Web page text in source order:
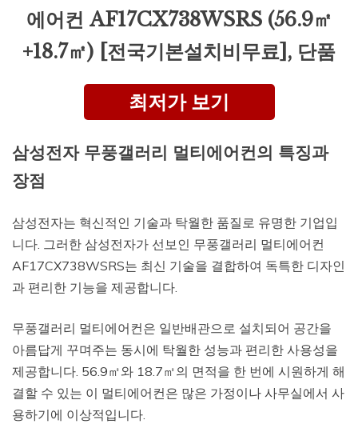
에어컨 AF17CX738WSRS (56.9㎡
+18.7㎡) [전국기본설치비무료], 단품
최저가 보기
삼성전자 무풍갤러리 멀티에어컨의 특징과
장점
삼성전자는 혁신적인 기술과 탁월한 품질로 유명한 기업입
니다. 그러한 삼성전자가 선보인 무풍갤러리 멀티에어컨
AF17CX738WSRS는 최신 기술을 결합하여 독특한 디자인
과 편리한 기능을 제공합니다.
무풍갤러리 멀티에어컨은 일반배관으로 설치되어 공간을
아름답게 꾸며주는 동시에 탁월한 성능과 편리한 사용성을
제공합니다. 56.9㎡와 18.7㎡의 면적을 한 번에 시원하게 해
결할 수 있는 이 멀티에어컨은 많은 가정이나 사무실에서 사
용하기에 이상적입니다.